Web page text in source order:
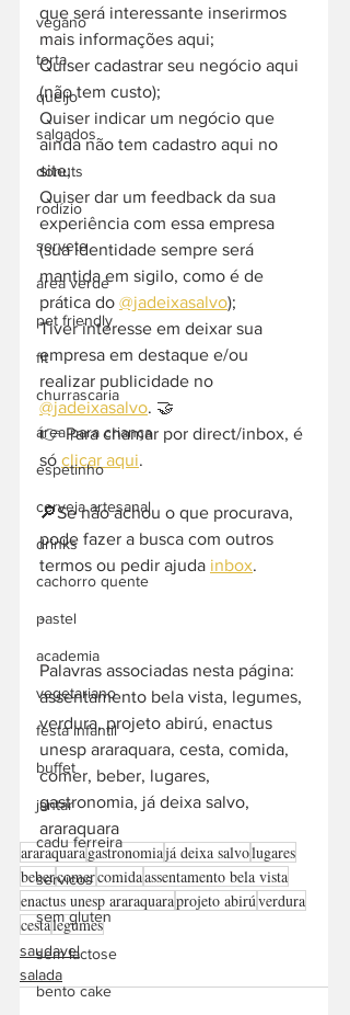
vegano
torta
queijo
salgados
donuts
rodízio
sorvete
área verde
pet friendly
fit
churrascaria
área para criança
espetinho
cerveja artesanal
drinks
cachorro quente
pastel
academia
vegetariano
festa infantil
buffet
jantar
cadu ferreira
servicos
sem gluten
sem lactose
bento cake
que será interessante inserirmos
mais informações aqui;
Quiser cadastrar seu negócio aqui
(não tem custo);
Quiser indicar um negócio que
ainda não tem cadastro aqui no
site;
Quiser dar um feedback da sua
experiência com essa empresa
(sua identidade sempre será
mantida em sigilo, como é de
prática do @jadeixasalvo);
Tiver interesse em deixar sua
empresa em destaque e/ou
realizar publicidade no
@jadeixasalvo. 🤝
👉 Para chamar por direct/inbox, é
só clicar aqui.
🔎Se não achou o que procurava,
pode fazer a busca com outros
termos ou pedir ajuda inbox.
-
Palavras associadas nesta página:
assentamento bela vista, legumes,
verdura, projeto abirú, enactus
unesp araraquara, cesta, comida,
comer, beber, lugares,
gastronomia, já deixa salvo,
araraquara
araraquaragastronomiajá deixa salvolugares
bebercomercomidaassentamento bela vista
enactus unesp araraquaraprojeto abirúverdura
cestalegumes
saudavel
salada